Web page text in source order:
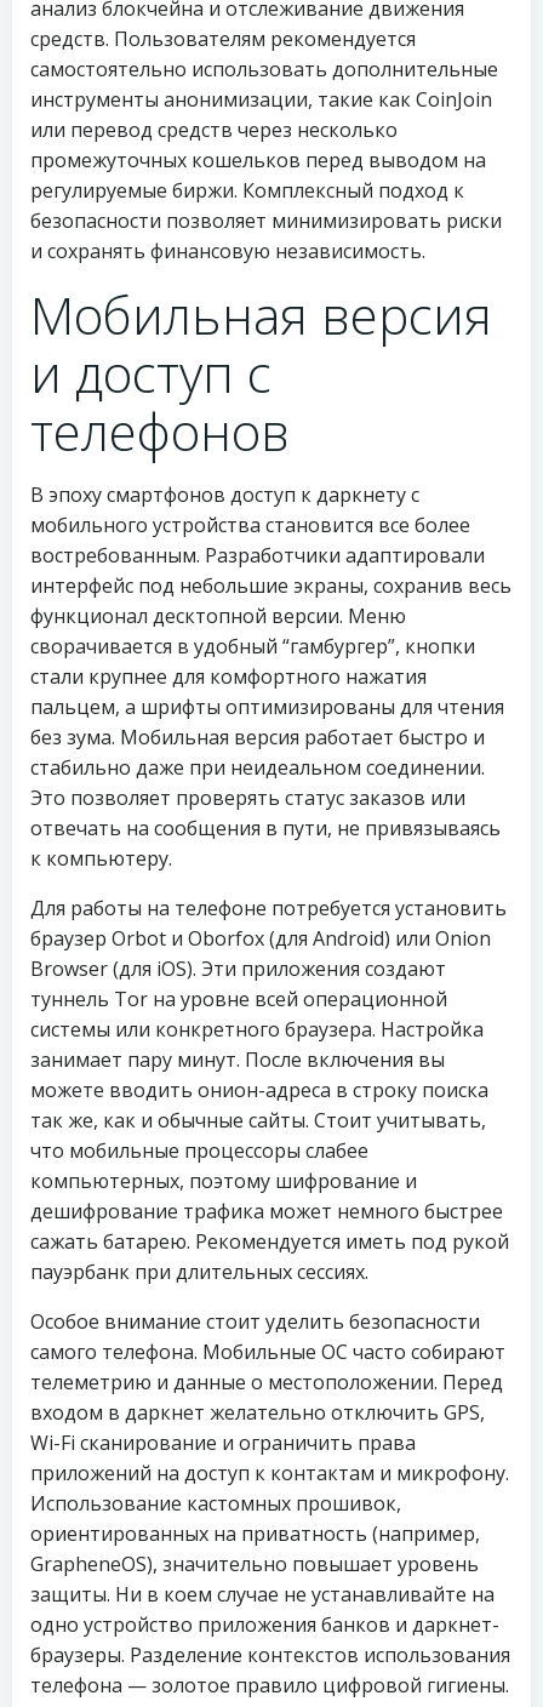
анализ блокчейна и отслеживание движения
средств. Пользователям рекомендуется
самостоятельно использовать дополнительные
инструменты анонимизации, такие как CoinJoin
или перевод средств через несколько
промежуточных кошельков перед выводом на
регулируемые биржи. Комплексный подход к
безопасности позволяет минимизировать риски
и сохранять финансовую независимость.
Мобильная версия
и доступ с
телефонов
В эпоху смартфонов доступ к даркнету с
мобильного устройства становится все более
востребованным. Разработчики адаптировали
интерфейс под небольшие экраны, сохранив весь
функционал десктопной версии. Меню
сворачивается в удобный “гамбургер”, кнопки
стали крупнее для комфортного нажатия
пальцем, а шрифты оптимизированы для чтения
без зума. Мобильная версия работает быстро и
стабильно даже при неидеальном соединении.
Это позволяет проверять статус заказов или
отвечать на сообщения в пути, не привязываясь
к компьютеру.
Для работы на телефоне потребуется установить
браузер Orbot и Oborfox (для Android) или Onion
Browser (для iOS). Эти приложения создают
туннель Tor на уровне всей операционной
системы или конкретного браузера. Настройка
занимает пару минут. После включения вы
можете вводить онион-адреса в строку поиска
так же, как и обычные сайты. Стоит учитывать,
что мобильные процессоры слабее
компьютерных, поэтому шифрование и
дешифрование трафика может немного быстрее
сажать батарею. Рекомендуется иметь под рукой
пауэрбанк при длительных сессиях.
Особое внимание стоит уделить безопасности
самого телефона. Мобильные ОС часто собирают
телеметрию и данные о местоположении. Перед
входом в даркнет желательно отключить GPS,
Wi-Fi сканирование и ограничить права
приложений на доступ к контактам и микрофону.
Использование кастомных прошивок,
ориентированных на приватность (например,
GrapheneOS), значительно повышает уровень
защиты. Ни в коем случае не устанавливайте на
одно устройство приложения банков и даркнет-
браузеры. Разделение контекстов использования
телефона — золотое правило цифровой гигиены.